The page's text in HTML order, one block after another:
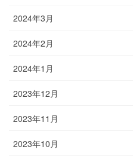
2024年3月
2024年2月
2024年1月
2023年12月
2023年11月
2023年10月